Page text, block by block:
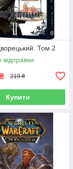
Том 2
відправки
219 ₴
Купити